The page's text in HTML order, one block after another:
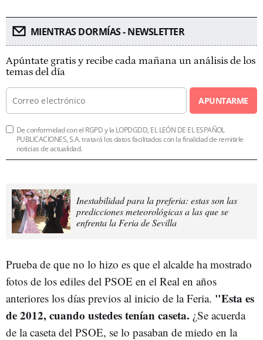
MIENTRAS DORMÍAS - NEWSLETTER
Apúntate gratis y recibe cada mañana un análisis de los
temas del día
APUNTARME
De conformidad con el RGPD y la LOPDGDD, EL LEÓN DE EL ESPAÑOL
PUBLICACIONES, S.A. tratará los datos facilitados con la finalidad de remitirle
noticias de actualidad.
Inestabilidad para la preferia: estas son las
predicciones meteorológicas a las que se
enfrenta la Feria de Sevilla
Prueba de que no lo hizo es que el alcalde ha mostrado
fotos de los ediles del PSOE en el Real en años
anteriores los días previos al inicio de la Feria. "Esta es
de 2012, cuando ustedes tenían caseta. ¿Se acuerda
de la caseta del PSOE, se lo pasaban de miedo en la